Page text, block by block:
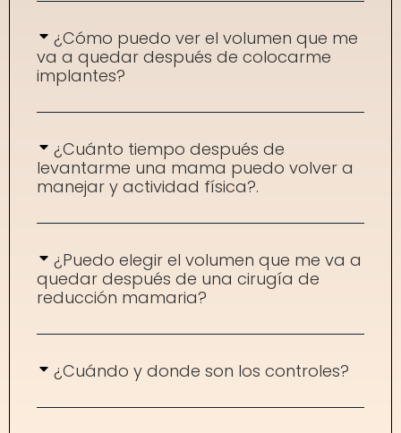
¿Cómo puedo ver el volumen que me
va a quedar después de colocarme
implantes?
¿Cuánto tiempo después de
levantarme una mama puedo volver a
manejar y actividad física?.
¿Puedo elegir el volumen que me va a
quedar después de una cirugía de
reducción mamaria?
¿Cuándo y donde son los controles?